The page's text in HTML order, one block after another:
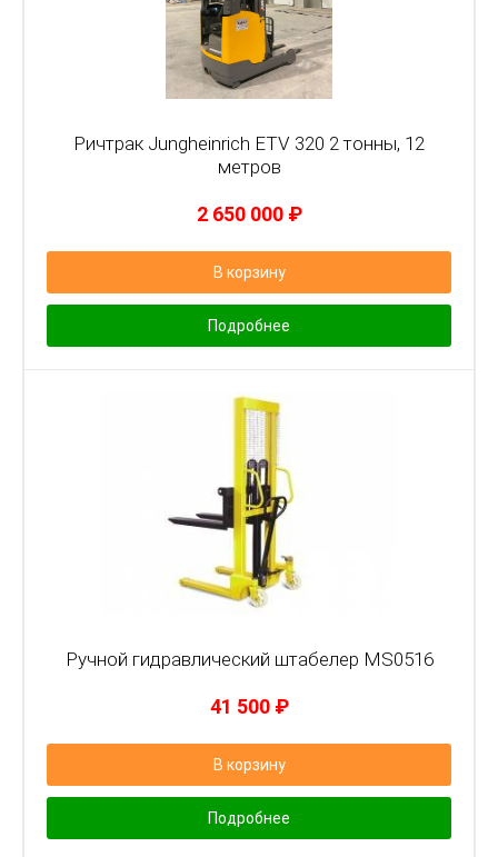
Ричтрак Jungheinrich ETV 320 2 тонны, 12
метров
2 650 000 ₽
В корзину
Подробнее
Ручной гидравлический штабелер MS0516
41 500 ₽
В корзину
Подробнее